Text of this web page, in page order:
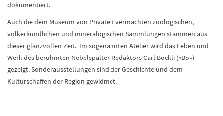
dokumentiert.
Auch die dem Museum von Privaten vermachten zoologischen,
völkerkundlichen und mineralogischen Sammlungen stammen aus
dieser glanzvollen Zeit. Im sogenannten Atelier wird das Leben und
Werk des berühmten Nebelspalter-Redaktors Carl Böckli («Bö»)
gezeigt. Sonderausstellungen sind der Geschichte und dem
Kulturschaffen der Region gewidmet.